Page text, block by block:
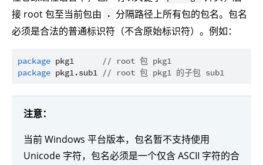
接 root 包至当前包由
.
分隔路径上所有包的包名。包名
必须是合法的普通标识符（不含原始标识符）。例如：
package pkg1
// root 包 pkg1
package pkg1.sub1 // root 包 pkg1 的子包 sub1
注意：
当前 Windows 平台版本，包名暂不支持使用
Unicode 字符，包名必须是一个仅含 ASCII 字符的合